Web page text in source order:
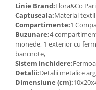
Linie Brand:Flora&Co
Captuseala:Material
Compartimente:1
Buzunare:4
monede, 1 exterior cu
bancnote,
Sistem inchidere:
Detalii:Detalii metalice
Dimensiune (cm):